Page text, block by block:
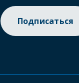
Подписаться